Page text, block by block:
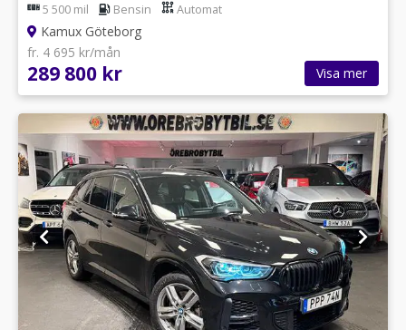
5 500 mil Bensin Automat
Kamux Göteborg
fr. 4 695 kr/mån
289 800 kr Visa mer